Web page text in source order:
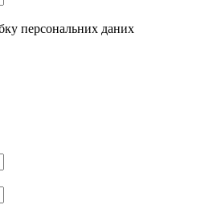
персональних даних